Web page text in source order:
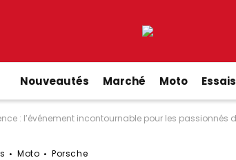
Nouveautés Marché Moto Essais
: l’événement incontournable pour les passionnés
Moto Porsche